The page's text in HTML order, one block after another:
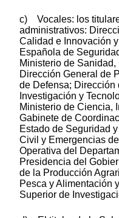
c) Vocales: los
administrativos:
Calidad e Innovación
Española de
Ministerio de
Dirección General de
de Defensa; Dirección
Investigación y
Ministerio de Ciencia,
Gabinete de
Estado de Seguridad
Civil y Emergencias
Operativa del
Presidencia del
de la Producción
Pesca y Alimentación
Superior de